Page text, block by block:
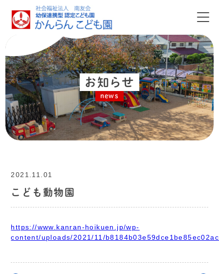
お知らせ
news
2021.11.01
こども動物園
https://www.kanran-hoikuen.jp/wp-
content/uploads/2021/11/